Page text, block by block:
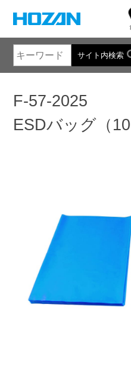
サイト内検索
F-57-2025
ESDバッグ（